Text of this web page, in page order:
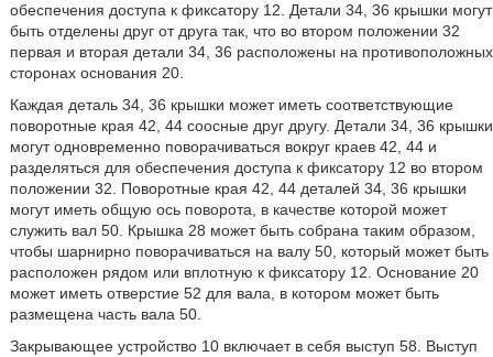
обеспечения доступа к фиксатору 12. Детали 34, 36 крышки могут
быть отделены друг от друга так, что во втором положении 32
первая и вторая детали 34, 36 расположены на противоположных
сторонах основания 20.
Каждая деталь 34, 36 крышки может иметь соответствующие
поворотные края 42, 44 соосные друг другу. Детали 34, 36 крышки
могут одновременно поворачиваться вокруг краев 42, 44 и
разделяться для обеспечения доступа к фиксатору 12 во втором
положении 32. Поворотные края 42, 44 деталей 34, 36 крышки
могут иметь общую ось поворота, в качестве которой может
служить вал 50. Крышка 28 может быть собрана таким образом,
чтобы шарнирно поворачиваться на валу 50, который может быть
расположен рядом или вплотную к фиксатору 12. Основание 20
может иметь отверстие 52 для вала, в котором может быть
размещена часть вала 50.
Закрывающее устройство 10 включает в себя выступ 58. Выступ